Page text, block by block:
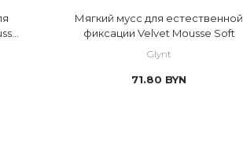
Мягкий мусс для естественной
фиксации Velvet Mousse Soft
Glynt
71.80 BYN